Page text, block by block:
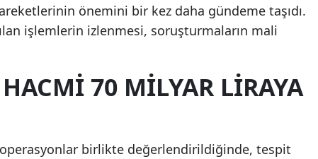
önemini bir kez daha gündeme taşıdı.
işlemlerin izlenmesi, soruşturmaların mali
70 MILYAR LIRAYA
birlikte değerlendirildiğinde, tespit